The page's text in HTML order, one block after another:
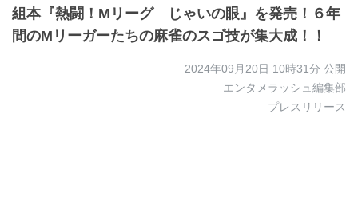
組本『熱闘！Mリーグ じゃいの眼』を発売！６年
間のMリーガーたちの麻雀のスゴ技が集大成！！
2024年09月20日 10時31分 公開
エンタメラッシュ編集部
プレスリリース